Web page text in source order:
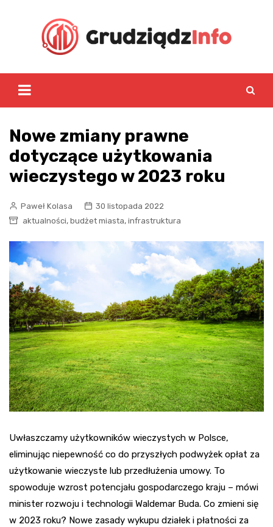
Nowe zmiany prawne
dotyczące użytkowania
wieczystego w 2023 roku
Paweł Kolasa
30 listopada 2022
aktualności, budżet miasta, infrastruktura
Uwłaszczamy użytkowników wieczystych w Polsce,
eliminując niepewność co do przyszłych podwyżek opłat za
użytkowanie wieczyste lub przedłużenia umowy. To
spowoduje wzrost potencjału gospodarczego kraju – mówi
minister rozwoju i technologii Waldemar Buda. Co zmieni się
w 2023 roku? Nowe zasady wykupu działek i płatności za